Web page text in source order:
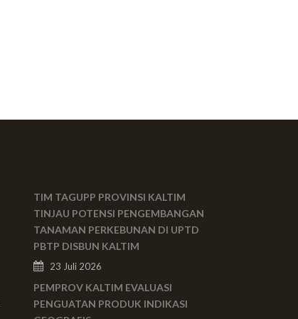
TIM TAGUPP PROVINSI KALTIM
TINJAU POTENSI PENGEMBANGAN
TANAMAN PERKEBUNAN DI UPTD
PBTP DISBUN KALTIM
23 Juli 2026
PEMPROV KALTIM EVALUASI
PENGUATAN PRODUK INDIKASI